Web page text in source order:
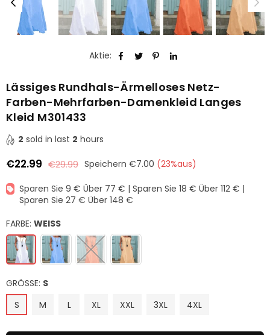
Aktie:
Lässiges Rundhals-Ärmelloses Netz-
Farben-Mehrfarben-Damenkleid Langes
Kleid M301433
2 sold in last 2 hours
Normaler
Preis
€22.99 €29.99 Speichern €7.00 (23%aus)
Sparen Sie 9 € Über 77 € | Sparen Sie 18 € Über 112 € |
Sparen Sie 27 € Über 148 €
FARBE: WEISS
GRÖSSE: S
S
M L XL XXL 3XL 4XL